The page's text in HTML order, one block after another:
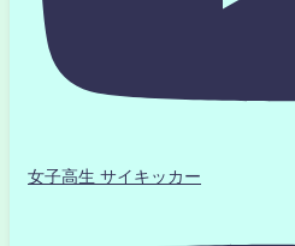
女子高生 サイキッカー